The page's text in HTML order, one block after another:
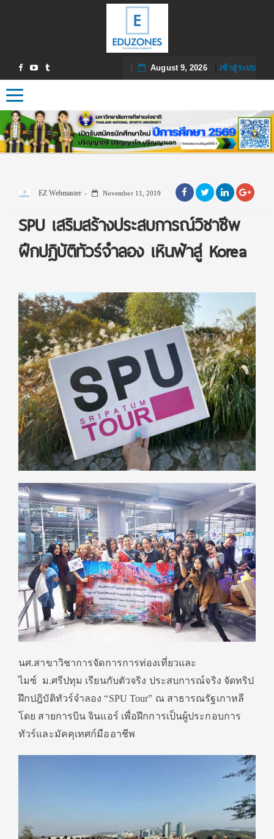
August 9, 2026| เข้าสู่ระบบ
Toggle navigation
EZ Webmaster November 11, 2019
SPU เสริมสร้างประสบการณ์วิชาชีพ
ฝึกปฎิบัติทัวร์จำลอง เหินฟ้าสู่ Korea
นศ.สาขาวิชาการจัดการการท่องเที่ยวและ
ไมซ์ ม.ศรีปทุม เรียนกับตัวจริง ประสบการณ์จริง จัดทริป
ฝึกปฎิบัติทัวร์จำลอง “SPU Tour” ณ สาธารณรัฐเกาหลี
โดย สายการบิน จินแอร์ เพื่อฝึกการเป็นผู้ประกอบการ
ทัวร์และมัคคุเทศก์มืออาชีพ